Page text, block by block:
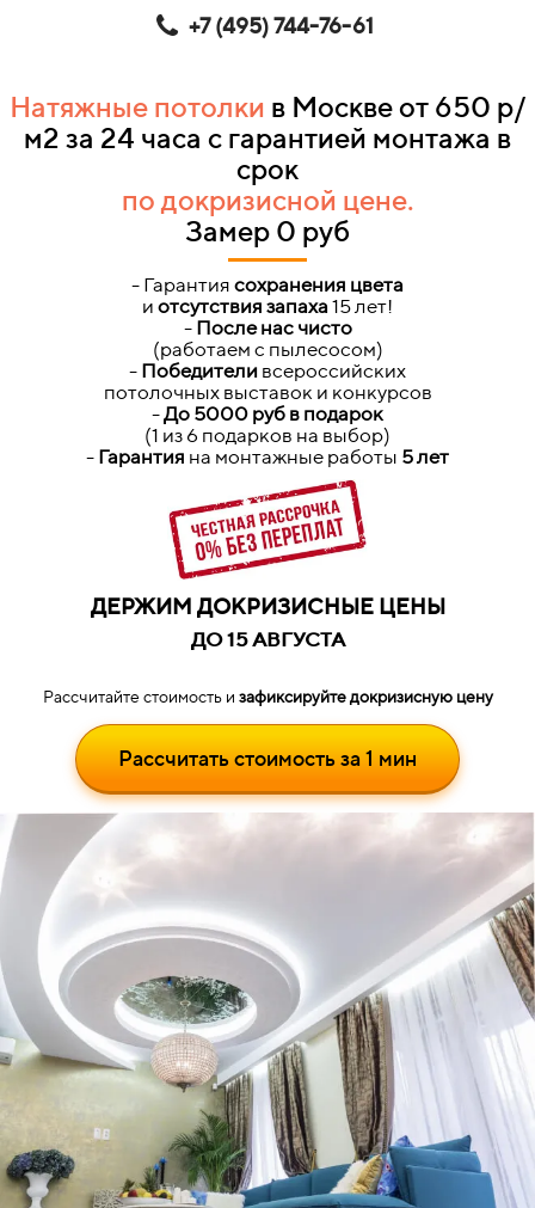
+7 (495) 744-76-61
Натяжные потолки в Москвеот 650 р/
м2 за 24 часа с гарантией монтажа в
срок
по докризисной цене.
Замер 0 руб
- Гарантия сохранения цвета
и отсутствия запаха 15 лет!
- После нас чисто
(работаем с пылесосом)
- Победители всероссийских
потолочныхвыставок и конкурсов
-До 5000 руб в подарок
(1 из 6 подарков на выбор)
- Гарантия на монтажные работы 5 лет
ДЕРЖИМ ДОКРИЗИСНЫЕ ЦЕНЫ
ДО15 АВГУСТА
Рассчитайте стоимость и зафиксируйте докризисную цену
Рассчитать стоимость за 1 мин